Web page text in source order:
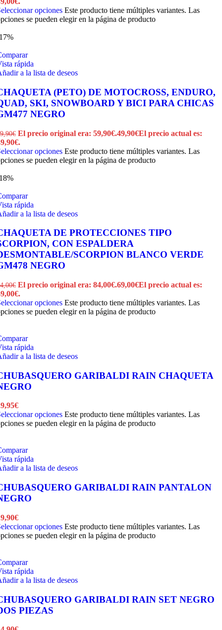
opciones Este producto tiene múltiples variantes. Las
se pueden elegir en la página de producto
rápida
a la lista de deseos
(PETO) DE MOTOCROSS, ENDURO,
SKI, SNOWBOARD Y BICI PARA CHICAS
NEGRO
€ El precio original era: 59,90€.49,90€El precio actual es:
opciones Este producto tiene múltiples variantes. Las
se pueden elegir en la página de producto
rápida
a la lista de deseos
DE PROTECCIONES TIPO
CON ESPALDERA
SCORPION BLANCO VERDE
NEGRO
€ El precio original era: 84,00€.69,00€El precio actual es:
opciones Este producto tiene múltiples variantes. Las
se pueden elegir en la página de producto
rápida
a la lista de deseos
GARIBALDI RAIN CHAQUETA
€
opciones Este producto tiene múltiples variantes. Las
se pueden elegir en la página de producto
rápida
a la lista de deseos
GARIBALDI RAIN PANTALON
€
opciones Este producto tiene múltiples variantes. Las
se pueden elegir en la página de producto
rápida
a la lista de deseos
GARIBALDI RAIN SET NEGRO
PIEZAS